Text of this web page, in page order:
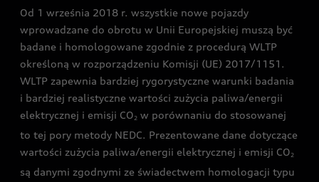
Audi exclusive
Od 1 września 2018 r. wszystkie nowe pojazdy
wprowadzane do obrotu w Unii Europejskiej muszą być
badane i homologowane zgodnie z procedurą WLTP
określoną w rozporządzeniu Komisji (UE) 2017/1151.
WLTP zapewnia bardziej rygorystyczne warunki badania
i bardziej realistyczne wartości zużycia paliwa/energii
elektrycznej i emisji CO2 w porównaniu do stosowanej
to tej pory metody NEDC. Prezentowane dane dotyczące
wartości zużycia paliwa/energii elektrycznej i emisji CO2
są danymi zgodnymi ze świadectwem homologacji typu